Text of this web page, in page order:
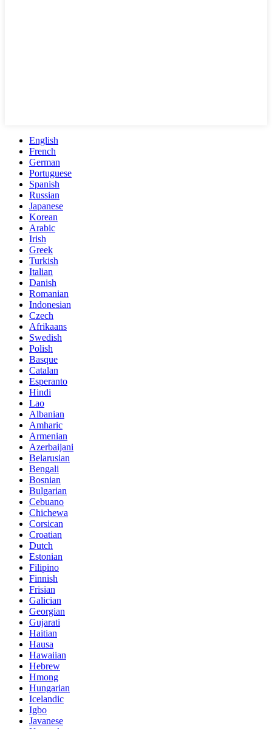
English
French
German
Portuguese
Spanish
Russian
Japanese
Korean
Arabic
Irish
Greek
Turkish
Italian
Danish
Romanian
Indonesian
Czech
Afrikaans
Swedish
Polish
Basque
Catalan
Esperanto
Hindi
Lao
Albanian
Amharic
Armenian
Azerbaijani
Belarusian
Bengali
Bosnian
Bulgarian
Cebuano
Chichewa
Corsican
Croatian
Dutch
Estonian
Filipino
Finnish
Frisian
Galician
Georgian
Gujarati
Haitian
Hausa
Hawaiian
Hebrew
Hmong
Hungarian
Icelandic
Igbo
Javanese